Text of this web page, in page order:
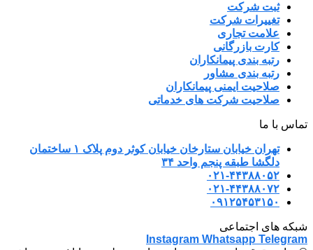
ثبت شرکت
تغییرات شرکت
علامت تجاری
کارت بازرگانی
رتبه بندی پیمانکاران
رتبه بندی مشاور
صلاحیت ایمنی پیمانکاران
صلاحیت شرکت های خدماتی
تماس با ما
تهران خیابان ستارخان خیابان کوثر دوم پلاک ۱ ساختمان
دلگشا طبقه پنجم واحد ۳۴
۰۲۱-۴۴۳۸۸۰۵۲
۰۲۱-۴۴۳۸۸۰۷۲
۰۹۱۲۵۴۵۳۱۵۰
شبکه های اجتماعی
Instagram Whatsapp Telegram